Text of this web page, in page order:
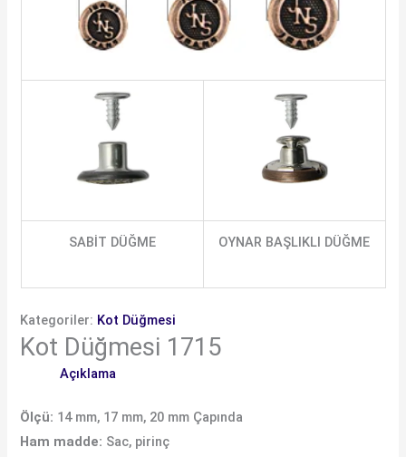
SABİT DÜĞME OYNAR BAŞLIKLI DÜĞME
Kategoriler: Kot Düğmesi
Kot Düğmesi 1715
Açıklama
Ölçü: 14 mm, 17 mm, 20 mm Çapında
Ham madde: Sac, pirinç